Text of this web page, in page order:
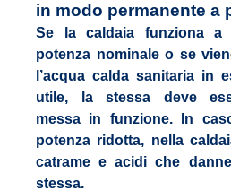
in modo permanente a
Se la caldaia funziona a
potenza nominale o se
l’acqua calda sanitaria in
utile, la stessa deve
messa in funzione. In
potenza ridotta, nella
catrame e acidi che
stessa.